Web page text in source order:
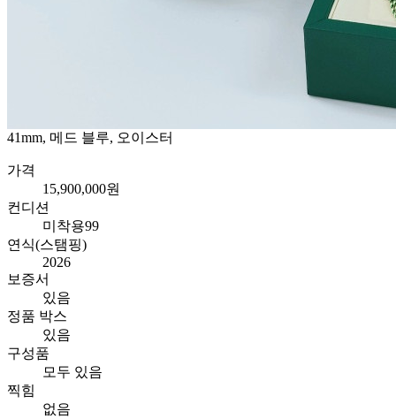
41mm, 메드 블루, 오이스터
가격
15,900,000원
컨디션
미착용99
연식(스탬핑)
2026
보증서
있음
정품 박스
있음
구성품
모두 있음
찍힘
없음